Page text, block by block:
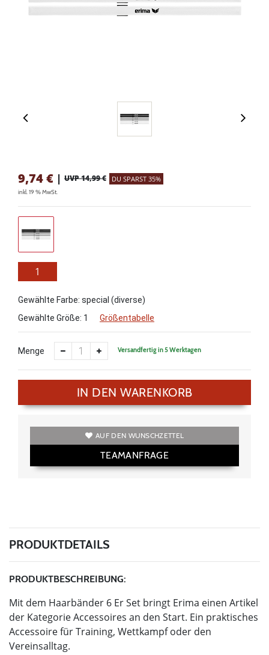
9,74€ | UVP 14,99 € DU SPARST 35%
inkl. 19 % MwSt.
1
Gewählte Farbe: special (diverse)
Gewählte Größe: 1 Größentabelle
Menge Versandfertig in 5 Werktagen
IN DEN WARENKORB
AUF DEN WUNSCHZETTEL
TEAMANFRAGE
PRODUKTDETAILS
PRODUKTBESCHREIBUNG:
Mit dem Haarbänder 6 Er Set bringt Erima einen Artikel
der Kategorie Accessoires an den Start. Ein praktisches
Accessoire für Training, Wettkampf oder den
Vereinsalltag.